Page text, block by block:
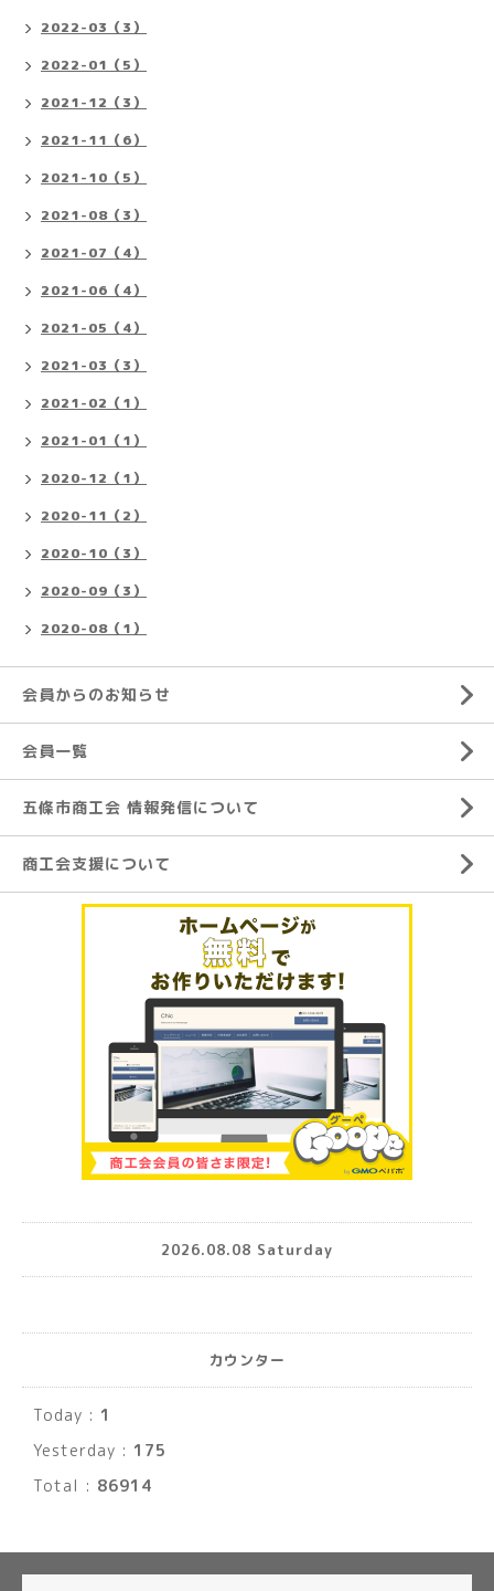
2022-03（3）
2022-01（5）
2021-12（3）
2021-11（6）
2021-10（5）
2021-08（3）
2021-07（4）
2021-06（4）
2021-05（4）
2021-03（3）
2021-02（1）
2021-01（1）
2020-12（1）
2020-11（2）
2020-10（3）
2020-09（3）
2020-08（1）
会員からのお知らせ
会員一覧
五條市商工会 情報発信について
商工会支援について
2026.08.08 Saturday
カウンター
Today : 1
Yesterday : 175
Total : 86914